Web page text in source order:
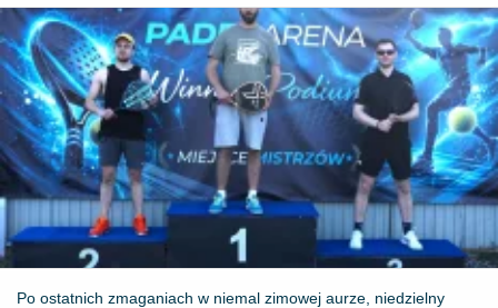
Po ostatnich zmaganiach w niemal zimowej aurze, niedzielny